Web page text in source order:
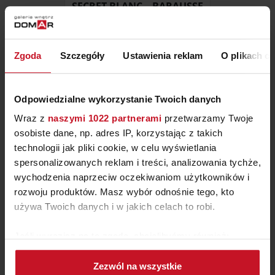
Zgoda Szczegóły Ustawienia reklam O plikach
Odpowiedzialne wykorzystanie Twoich danych
Wraz z naszymi 1022 partnerami przetwarzamy Twoje
osobiste dane, np. adres IP, korzystając z takich
technologii jak pliki cookie, w celu wyświetlania
spersonalizowanych reklam i treści, analizowania tychże,
wychodzenia naprzeciw oczekiwaniom użytkowników i
rozwoju produktów. Masz wybór odnośnie tego, kto
używa Twoich danych i w jakich celach to robi.
Gromadzić dane dotyczące Twojej lokalizacji
geograficznej z dokładnością nawet do kilku metrów
Zezwól na wszystkie
SECRET BLANC – BARAUSSE
ZAPYTAJ O CENĘ W SALONIE
ANTICA VENEZIA 2G
BLANC/COLOR BARAUSSE
DOORS
ZAPYTAJ O CENĘ W SALONIE